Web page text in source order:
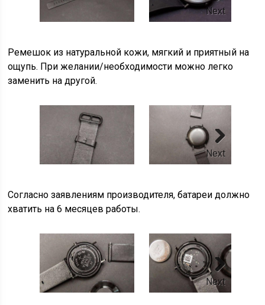
Next
Ремешок из натуральной кожи, мягкий и приятный на
ощупь. При желании/необходимости можно легко
заменить на другой.
Next
Согласно заявлениям производителя, батареи должно
хватить на 6 месяцев работы.
Next